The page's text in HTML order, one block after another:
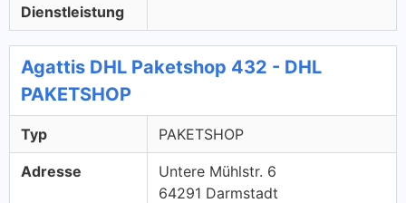
Dienstleistung
Agattis DHL Paketshop 432 - DHL
PAKETSHOP
Typ PAKETSHOP
Adresse
Untere Mühlstr. 6
64291 Darmstadt